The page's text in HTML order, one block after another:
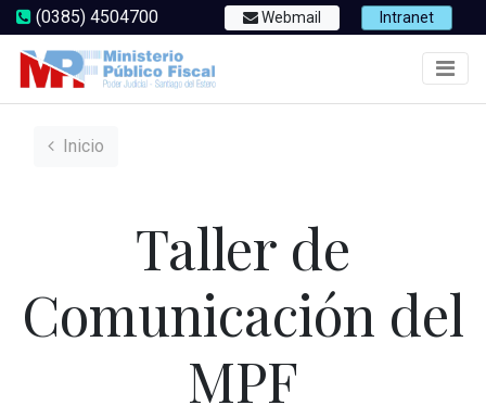
(0385) 4504700 Webmail Intranet
Inicio
Taller de
Comunicación del
MPF